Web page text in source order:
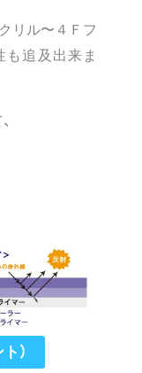
リル〜４Ｆフ
も追及出来ま
）